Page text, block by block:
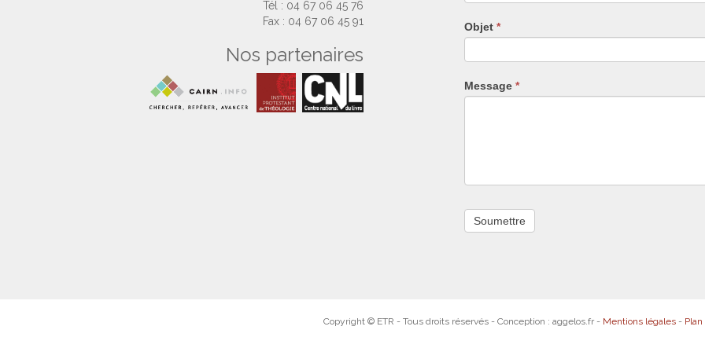
Tél : 04 67 06 45 76
Fax : 04 67 06 45 91
Nos partenaires
Objet *
Message *
remplissez
ce
Copyright © ETR - Tous droits réservés - Conception : aggelos.fr - Mentions légales-